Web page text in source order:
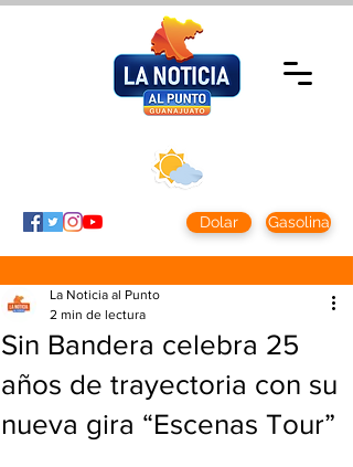
Dolar Gasolina
Sin Bandera celebra 25
años de trayectoria con su
nueva gira “Escenas Tour”
La Noticia al Punto
2 min de lectura